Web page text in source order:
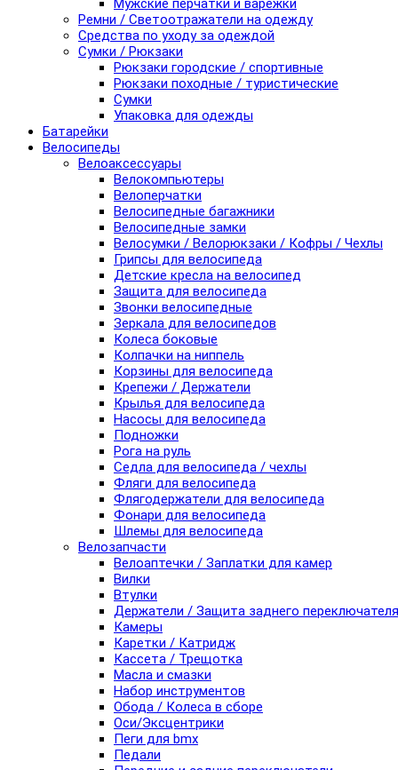
Мужские перчатки и варежки
Ремни / Светоотражатели на одежду
Средства по уходу за одеждой
Сумки / Рюкзаки
Рюкзаки городские / спортивные
Рюкзаки походные / туристические
Сумки
Упаковка для одежды
Батарейки
Велосипеды
Велоаксессуары
Велокомпьютеры
Велоперчатки
Велосипедные багажники
Велосипедные замки
Велосумки / Велорюкзаки / Кофры / Чехлы
Грипсы для велосипеда
Детские кресла на велосипед
Защита для велосипеда
Звонки велосипедные
Зеркала для велосипедов
Колеса боковые
Колпачки на ниппель
Корзины для велосипеда
Крепежи / Держатели
Крылья для велосипеда
Насосы для велосипеда
Подножки
Рога на руль
Седла для велосипеда / чехлы
Фляги для велосипеда
Флягодержатели для велосипеда
Фонари для велосипеда
Шлемы для велосипеда
Велозапчасти
Велоаптечки / Заплатки для камер
Вилки
Втулки
Держатели / Защита заднего переключателя
Камеры
Каретки / Катридж
Кассета / Трещотка
Масла и смазки
Набор инструментов
Обода / Колеса в сборе
Оси/Эксцентрики
Пеги для bmx
Педали